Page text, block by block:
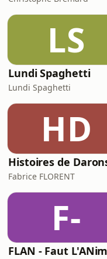
LS
Lundi Spaghetti
Lundi Spaghetti
HD
Fabrice FLORENT
F-
FLAN - Faut